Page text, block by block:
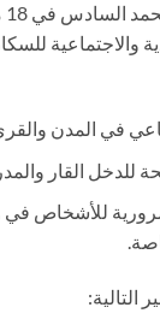
والاجتماعية
في المدن
للدخل القار
للأشخاص
التالية: